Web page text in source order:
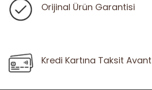
Orijinal Ürün Garantisi
Kredi Kartına Taksit